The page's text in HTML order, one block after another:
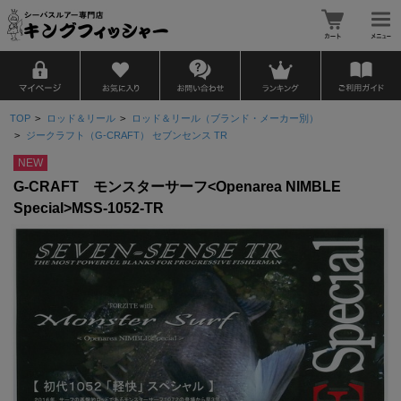
TOP > ロッド＆リール > ロッド＆リール（ブランド・メーカー別）
> ジークラフト（G-CRAFT） セブンセンス TR
NEW
G-CRAFT モンスターサーフ<Openarea NIMBLE
Special>MSS-1052-TR